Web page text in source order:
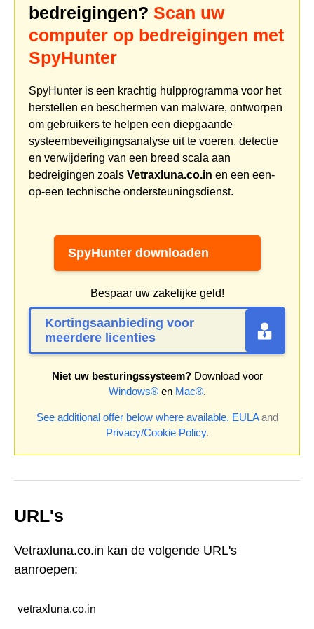
bedreigingen? Scan uw
computer op bedreigingen met
SpyHunter
SpyHunter is een krachtig hulpprogramma voor het
herstellen en beschermen van malware, ontworpen
om gebruikers te helpen een diepgaande
systeembeveiligingsanalyse uit te voeren, detectie
en verwijdering van een breed scala aan
bedreigingen zoals Vetraxluna.co.in en een een-
op-een technische ondersteuningsdienst.
SpyHunter downloaden
Bespaar uw zakelijke geld!
Kortingsaanbieding voor
meerdere licenties
Niet uw besturingssysteem?Download voor
Windows®en Mac®.
See additional offer below where available. EULAand
Privacy/Cookie Policy.
URL's
Vetraxluna.co.in kan de volgende URL's
aanroepen:
vetraxluna.co.in